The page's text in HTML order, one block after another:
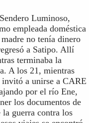
Luminoso,
empleada doméstica
no tenía dinero
a Satipo. Allí
terminaba la
A los 21, mientras
a unirse a CARE
por el río Ene,
los documentos de
guerra contra los